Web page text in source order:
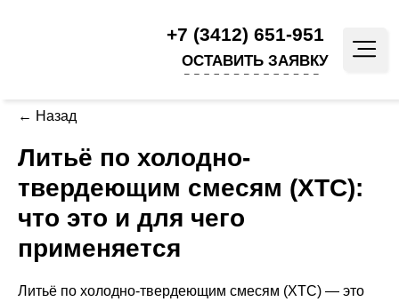
+7 (3412) 651-951
ОСТАВИТЬ ЗАЯВКУ
← Назад
Литьё по холодно-
твердеющим смесям (ХТС):
что это и для чего
применяется
Литьё по холодно-твердеющим смесям (ХТС) — это